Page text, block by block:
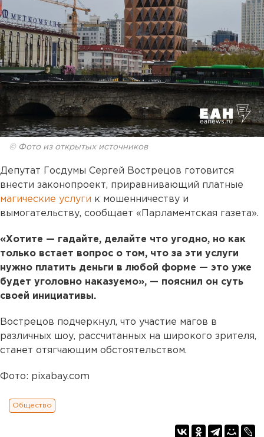
© Фото из открытых источников
Депутат Госдумы Сергей Вострецов готовится
внести законопроект, приравнивающий платные
магические услуги к мошенничеству и
вымогательству, сообщает «Парламентская газета».
«Хотите — гадайте, делайте что угодно, но как
только встает вопрос о том, что за эти услуги
нужно платить деньги в любой форме — это уже
будет уголовно наказуемо», — пояснил он суть
своей инициативы.
Вострецов подчеркнул, что участие магов в
различных шоу, рассчитанных на широкого зрителя,
станет отягчающим обстоятельством.
Фото: pixabay.com
Общество